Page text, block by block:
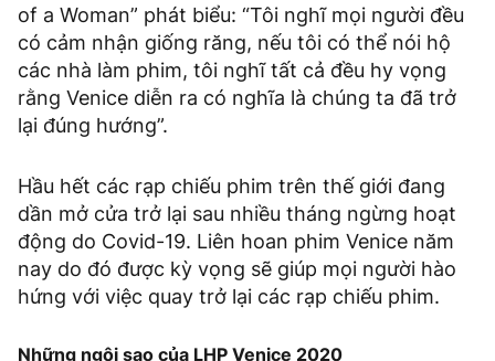
of a Woman” phát biểu: “Tôi nghĩ mọi người đều
có cảm nhận giống răng, nếu tôi có thể nói hộ
các nhà làm phim, tôi nghĩ tất cả đều hy vọng
rằng Venice diễn ra có nghĩa là chúng ta đã trở
lại đúng hướng”.
Hầu hết các rạp chiếu phim trên thế giới đang
dần mở cửa trở lại sau nhiều tháng ngừng hoạt
động do Covid-19. Liên hoan phim Venice năm
nay do đó được kỳ vọng sẽ giúp mọi người hào
hứng với việc quay trở lại các rạp chiếu phim.
Những ngôi sao của LHP Venice 2020